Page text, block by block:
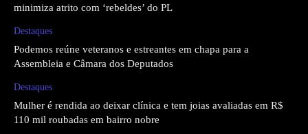
minimiza atrito com ‘rebeldes’ do PL
Destaques
Podemos reúne veteranos e estreantes em chapa para a
Assembleia e Câmara dos Deputados
Destaques
Mulher é rendida ao deixar clínica e tem joias avaliadas em R$
110 mil roubadas em bairro nobre